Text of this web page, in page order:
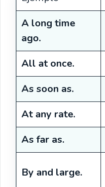
A long time
ago.
All at once.
As soon as.
At any rate.
As far as.
By and large.